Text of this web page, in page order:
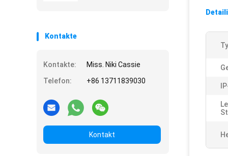
Kontakte
Kontakte:
Miss. Niki Cassie
Telefon:
+86 13711839030
Kontakt